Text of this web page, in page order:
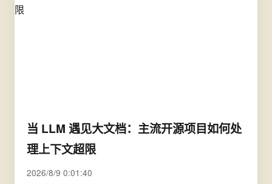
当 LLM 遇见大文档：主流开源项目如何处
理上下文超限
2026/8/9 0:01:40